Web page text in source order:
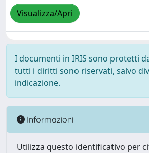
Visualizza/Apri
I documenti in IRIS sono protetti
tutti i diritti sono riservati, salvo
indicazione.
Informazioni
Utilizza questo identificativo per